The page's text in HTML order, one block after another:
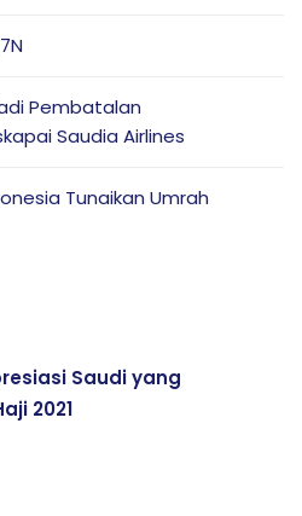
Pembatalan
Saudia Airlines
Tunaikan Umrah
Saudi yang
2021